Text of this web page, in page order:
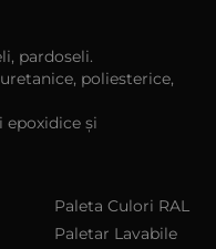
pardoseli.
poliesterice,
epoxidice și
Paleta Culori RAL
Paletar Lavabile